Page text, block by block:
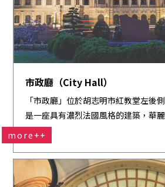
市政廳（City Hall）
「市政廳」位於胡志明市紅教堂左後
是一座具有濃烈法國風格的建築，華麗
more++